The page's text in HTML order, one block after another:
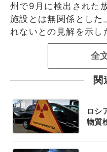
州で9月に検出された
施設とは無関係とした
れないとの見解を示し
全
関
ロシ
物質